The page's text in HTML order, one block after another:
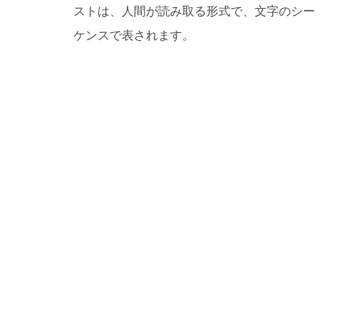
ストは、人間が読み取る形式で、文字のシー
ケンスで表されます。